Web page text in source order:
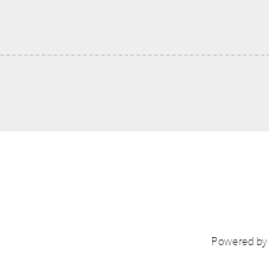
Powered by